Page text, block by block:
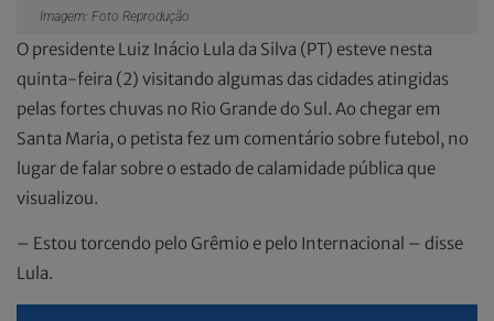
Imagem: Foto Reprodução
O presidente Luiz Inácio Lula da Silva (PT) esteve nesta
quinta-feira (2) visitando algumas das cidades atingidas
pelas fortes chuvas no Rio Grande do Sul. Ao chegar em
Santa Maria, o petista fez um comentário sobre futebol, no
lugar de falar sobre o estado de calamidade pública que
visualizou.
– Estou torcendo pelo Grêmio e pelo Internacional – disse
Lula.